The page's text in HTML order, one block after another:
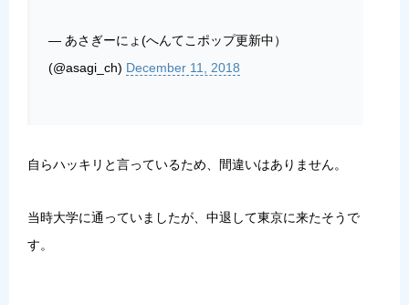
— あさぎーにょ(へんてこポップ更新中）
(@asagi_ch) December 11, 2018
自らハッキリと言っているため、間違いはありません。
当時大学に通っていましたが、中退して東京に来たそうで
す。